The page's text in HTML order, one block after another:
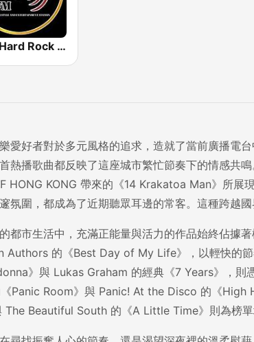
89.7 Hard Rock FM
愛好者對於多元風格的追求，造就了當前廣播電
熱播歌曲都反映了這座城市繁忙節奏下的情感共
HONG KONG 帶來的《14 Krakatoa Man》所
氛圍，都成為了近期聽眾耳邊的常客。這種跨越
都市生活中，充滿正能量與活力的作品始終佔
Authors 的《Best Day of My Life》，以輕快的
》與 Lukas Graham 的經典《7 Years》，則
Panic Room》與 Panic! At the Disco 的《
The Beautiful South 的《A Little Time》則為榜單